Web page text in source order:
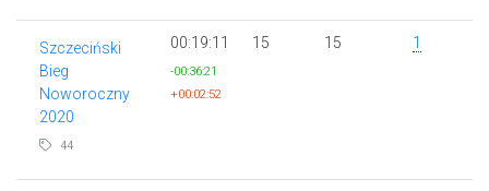
Szczeciński
Bieg
Noworoczny
2020
44
00:19:11
-00:36:21
+00:02:52
15 15 1